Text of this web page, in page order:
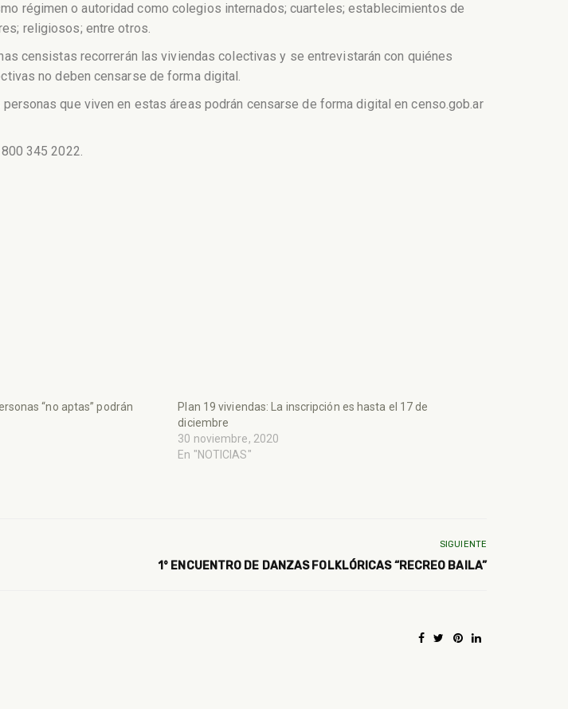
régimen o autoridad como colegios internados; cuarteles; establecimientos de
religiosos; entre otros.
censistas recorrerán las viviendas colectivas y se entrevistarán con quiénes
no deben censarse de forma digital.
que viven en estas áreas podrán censarse de forma digital en censo.gob.ar
345 2022.
“no aptas” podrán
Plan 19 viviendas: La inscripción es hasta el 17 de
diciembre
30 noviembre, 2020
En "NOTICIAS"
SIGUIENTE
1° ENCUENTRO DE DANZAS FOLKLÓRICAS “RECREO BAILA”